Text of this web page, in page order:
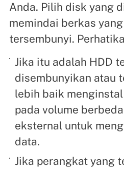
Anda. Pilih disk yang
memindai berkas
tersembunyi.
Jika itu adalah HDD
disembunyikan atau
lebih baik
pada volume
eksternal untuk
data.
Jika perangkat yang